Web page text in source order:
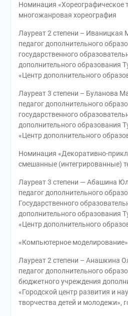
Номинация «Хореографическое
многожанровая хореография
Лауреат 2 степени –
педагог дополнительного
государственного
дополнительного образования
«Центр дополнительного
Лауреат 3 степени – Буланова
педагог дополнительного
государственного
дополнительного образования
«Центр дополнительного
Номинация «Декоративно-
смешанные (интегрированные)
Лауреат 3 степени — Абашина
педагог дополнительного
Государственного
дополнительного образования
«Центр дополнительного
«Компьютерное моделирование»
Лауреат 2 степени – Анашкина
педагог дополнительного
бюджетного учреждения
«Городской центр развития и
творчества детей и молодежи»,